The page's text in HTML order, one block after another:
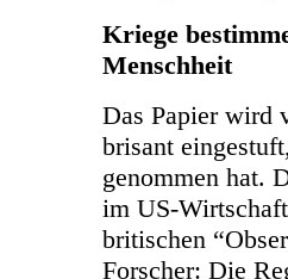
Kriege
Menschheit
Das Papier wird
brisant
genommen hat.
im US-
britischen
Forscher: Die